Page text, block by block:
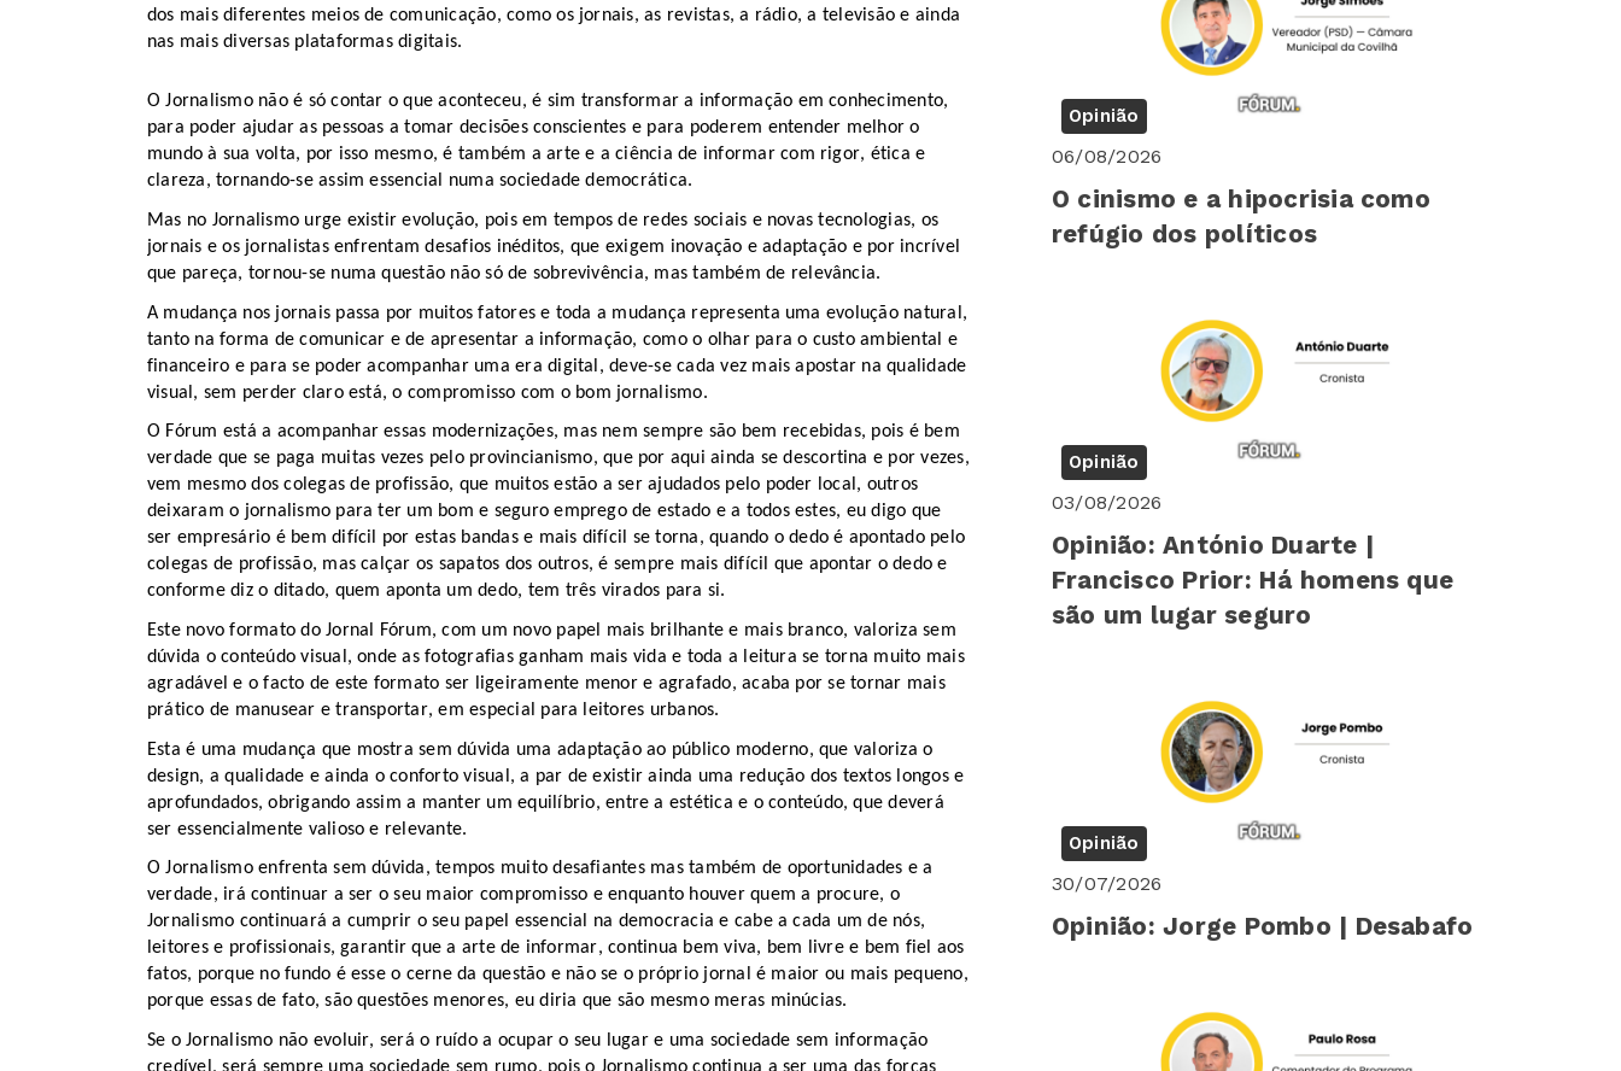
dos maisdiferentes meios de comunicação, como os jornais, as revistas, a rádio, a televisão e ainda
nas mais diversas plataformas digitais.
O Jornalismo não é só contar o que aconteceu,é sim transformara informação em conhecimento,
para poder ajudar as pessoas a tomar decisões conscientes e para poderem entender melhor o
mundo à sua volta, por isso mesmo, é também a arte e a ciência de informar com rigor, ética e
clareza, tornando-se assim essencial numa sociedade democrática.
Mas no Jornalismo urge existir evolução, pois em tempos de redes sociais e novas tecnologias, os
jornais e os jornalistas enfrentam desafios inéditos, que exigem inovação e adaptação e por incrível
que pareça, tornou-se numa questão não só de sobrevivência, mas também de relevância.
A mudança nos jornais passa por muitos fatores e toda a mudança representa uma evolução natural,
tanto na forma de comunicar e de apresentar a informação, como o olhar para o custo ambiental e
financeiro e para se poder acompanhar uma era digital, deve-se cada vez mais apostar na qualidade
visual , sem perder claro está, o compromisso com o bom jornalismo.
O Fórum está a acompanhar essas modernizações, mas nem sempre são bem recebidas, pois é bem
verdade que se paga muitas vezes pelo provincianismo, que por aqui ainda se descortina e por vezes,
vem mesmo dos colegas de profissão, que muitos estão a ser ajudados pelo poder local, outros
deixaram o jornalismo para ter um bom e seguro emprego de estado e a todos estes, eu digo que
ser empresário é bem difícil por estas bandas e mais difícil se torna, quando o dedo é apontado pelo
colegas de profissão, mas calçar os sapatos dos outros, é sempre mais difícil que apontar o dedo e
conforme diz o ditado, quem aponta um dedo, tem três virados para si.
Este novo formato do Jornal Fórum, com um novo papel mais brilhante e mais branco, valoriza sem
dúvida o conteúdo visual,ondeas fotografias ganham mais vida e toda a leitura se torna muito mais
agradável e o facto de este formato ser ligeiramente menor e agrafado, acaba por se tornar mais
prático de manusear e transportar, em especial para leitores urbanos.
Esta é uma mudança que mostra sem dúvida uma adaptação ao público moderno, que valoriza o
design, a qualidade e ainda o conforto visual , a par de existir ainda uma redução dos textos longos e
aprofundados,obrigando assim a manter um equilíbrio, entre a estética e oconteúdo, que deverá
ser essencialmente valioso e relevante.
O Jornalismo enfrenta sem dúvida, tempos muito desafiantes mas também de oportunidades e a
verdade, irá continuar a ser o seu maior compromisso e enquanto houver quem a procure, o
Jornalismo continuará a cumprir o seu papel essencial na democracia e cabea cada um de nós,
leitores e profissionais, garantir que a arte de informar, continua bem viva, bem livre e bem fiel aos
fatos, porque no fundo é esse o cerne da questão e não se o próprio jornal é maior ou mais pequeno,
porque essas de fato, são questões menores, eu diria que são mesmo meras minúcias.
Se o Jornalismo não evoluir, será o ruído a ocupar o seu lugar e uma sociedade sem informação
Opinião
06/08/2026
O cinismo e a hipocrisia como
refúgio dos políticos
Opinião
03/08/2026
Opinião: António Duarte |
Francisco Prior: Há homens que
são um lugar seguro
Opinião
30/07/2026
Opinião: Jorge Pombo | Desabafo